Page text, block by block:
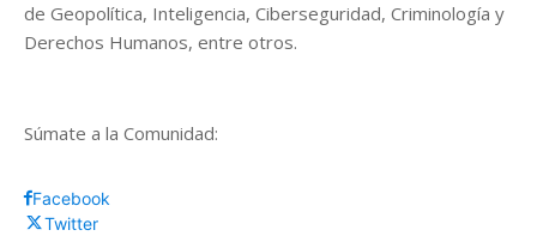
de Geopolítica, Inteligencia, Ciberseguridad, Criminología y
Derechos Humanos, entre otros.
Súmate a la Comunidad:
Facebook
Twitter